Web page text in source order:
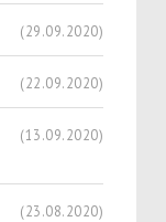
(29.09.2020)
(22.09.2020)
(13.09.2020)
(23.08.2020)